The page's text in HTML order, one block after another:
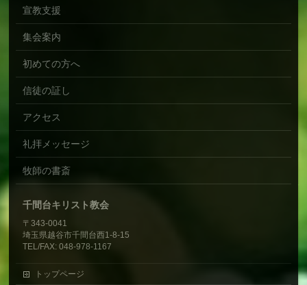
宣教支援
集会案内
初めての方へ
信徒の証し
アクセス
礼拝メッセージ
牧師の書斎
千間台キリスト教会
〒343-0041
埼玉県越谷市千間台西1-8-15
TEL/FAX: 048-978-1167
トップページ